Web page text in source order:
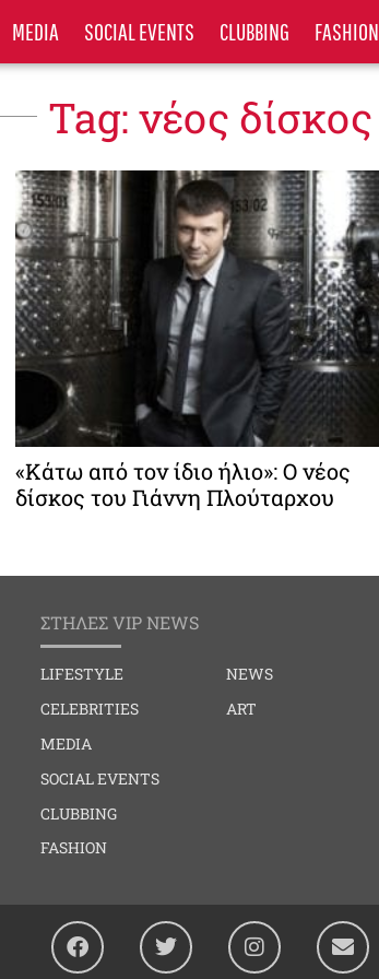
MEDIA SOCIAL EVENTS CLUBBING FASHION
Tag: νέος δίσκος
«Κάτω από τον ίδιο ήλιο»: Ο νέος
δίσκος του Γιάννη Πλούταρχου
ΣΤΗΛΕΣ VIP NEWS
LIFESTYLE
CELEBRITIES
MEDIA
SOCIAL EVENTS
CLUBBING
FASHION
NEWS
ART